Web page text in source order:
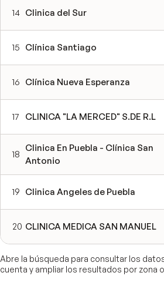
14 Clinica del Sur
15 Clínica Santiago
16 Clínica Nueva Esperanza
17 CLINICA "LA MERCED" S.DE R.L
18
Clinica En Puebla - Clínica San
Antonio
19 Clinica Angeles de Puebla
20 CLINICA MEDICA SAN MANUEL
Abre la búsqueda para consultar los
cuenta y ampliar los resultados por zona